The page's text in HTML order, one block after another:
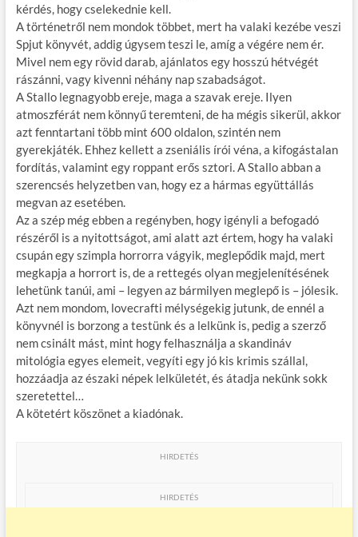
kérdés, hogy cselekednie kell.
A történetről nem mondok többet, mert ha valaki kezébe veszi
Spjut könyvét, addig úgysem teszi le, amíg a végére nem ér.
Mivel nem egy rövid darab, ajánlatos egy hosszú hétvégét
rászánni, vagy kivenni néhány nap szabadságot.
A Stallo legnagyobb ereje, maga a szavak ereje. Ilyen
atmoszférát nem könnyű teremteni, de ha mégis sikerül, akkor
azt fenntartani több mint 600 oldalon, szintén nem
gyerekjáték. Ehhez kellett a zseniális írói véna, a kifogástalan
fordítás, valamint egy roppant erős sztori. A Stallo abban a
szerencsés helyzetben van, hogy ez a hármas együttállás
megvan az esetében.
Az a szép még ebben a regényben, hogy igényli a befogadó
részéről is a nyitottságot, ami alatt azt értem, hogy ha valaki
csupán egy szimpla horrorra vágyik, meglepődik majd, mert
megkapja a horrort is, de a rettegés olyan megjelenítésének
lehetünk tanúi, ami – legyen az bármilyen meglepő is – jólesik.
Azt nem mondom, lovecrafti mélységekig jutunk, de ennél a
könyvnél is borzong a testünk és a lelkünk is, pedig a szerző
nem csinált mást, mint hogy felhasználja a skandináv
mitológia egyes elemeit, vegyíti egy jó kis krimis szállal,
hozzáadja az északi népek lelkületét, és átadja nekünk sokk
szeretettel…
A kötetért köszönet a kiadónak.
HIRDETÉS
HIRDETÉS